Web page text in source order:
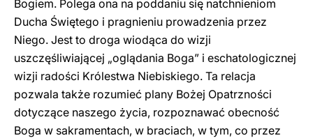
Bogiem. Polega ona na poddaniu się natchnieniom
Ducha Świętego i pragnieniu prowadzenia przez
Niego. Jest to droga wiodąca do wizji
uszczęśliwiającej „oglądania Boga” i eschatologicznej
wizji radości Królestwa Niebiskiego. Ta relacja
pozwala także rozumieć plany Bożej Opatrzności
dotyczące naszego życia, rozpoznawać obecność
Boga w sakramentach, w braciach, w tym, co przez